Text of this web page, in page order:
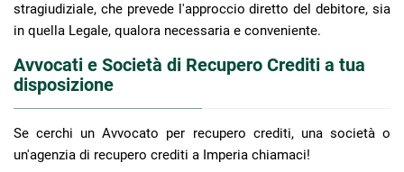
stragiudiziale, che prevede l'approccio diretto del debitore, sia
in quella Legale, qualora necessaria e conveniente.
Avvocati e Società di Recupero Crediti a tua
disposizione
Se cerchi un Avvocato per recupero crediti, una società o
un'agenzia di recupero crediti a Imperia chiamaci!